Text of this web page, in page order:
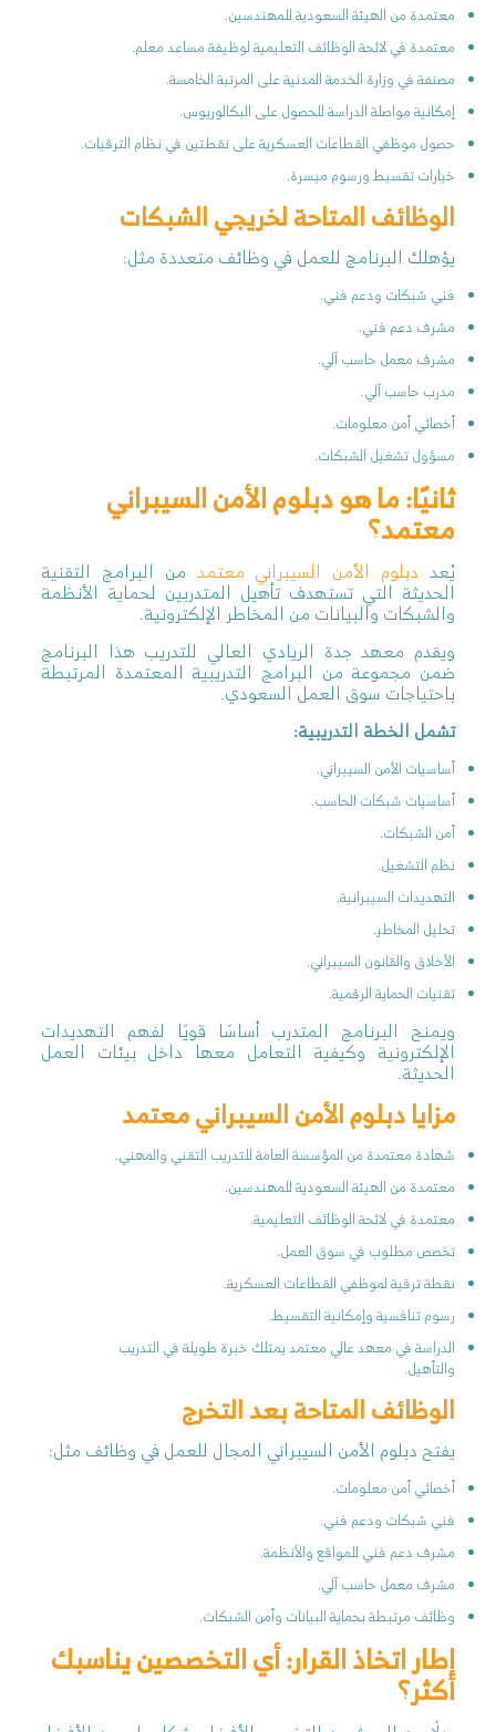
معتمدة من الهيئة السعودية للمهندسين.
معتمدة في لائحة الوظائف التعليمية لوظيفة مساعد معلم.
مصنفة في وزارة الخدمة المدنية على المرتبة الخامسة.
إمكانية مواصلة الدراسة للحصول على البكالوريوس.
حصول موظفي القطاعات العسكرية على نقطتين في نظام الترقيات.
خيارات تقسيط ورسوم ميسرة.
الوظائف المتاحة لخريجي الشبكات
يؤهلك البرنامج للعمل في وظائف متعددة مثل:
فني شبكات ودعم فني.
مشرف دعم فني.
مشرف معمل حاسب آلي.
مدرب حاسب آلي.
أخصائي أمن معلومات.
مسؤول تشغيل الشبكات.
ثانيًا: ما هو دبلوم الأمن السيبراني
معتمد؟
يُعد دبلوم الأمن السيبراني معتمد من البرامج التقنية
الحديثة التي تستهدف تأهيل المتدربين لحماية الأنظمة
والشبكات والبيانات من المخاطر الإلكترونية.
ويقدم معهد جدة الريادي العالي للتدريب هذا البرنامج
ضمن مجموعة من البرامج التدريبية المعتمدة المرتبطة
باحتياجات سوق العمل السعودي.
تشمل الخطة التدريبية:
أساسيات الأمن السيبراني.
أساسيات شبكات الحاسب.
أمن الشبكات.
نظم التشغيل.
التهديدات السيبرانية.
تحليل المخاطر.
الأخلاق والقانون السيبراني.
تقنيات الحماية الرقمية.
ويمنح البرنامج المتدرب أساسًا قويًا لفهم التهديدات
الإلكترونية وكيفية التعامل معها داخل بيئات العمل
الحديثة.
مزايا دبلوم الأمن السيبراني معتمد
شهادة معتمدة من المؤسسة العامة للتدريب التقني والمهني.
معتمدة من الهيئة السعودية للمهندسين.
معتمدة في لائحة الوظائف التعليمية.
تخصص مطلوب في سوق العمل.
نقطة ترقية لموظفي القطاعات العسكرية.
رسوم تنافسية وإمكانية التقسيط.
الدراسة في معهد عالي معتمد يمتلك خبرة طويلة في التدريب
والتأهيل.
الوظائف المتاحة بعد التخرج
يفتح دبلوم الأمن السيبراني المجال للعمل في وظائف مثل:
أخصائي أمن معلومات.
فني شبكات ودعم فني.
مشرف دعم فني للمواقع والأنظمة.
مشرف معمل حاسب آلي.
وظائف مرتبطة بحماية البيانات وأمن الشبكات.
إطار اتخاذ القرار: أي التخصصين يناسبك
أكثر؟